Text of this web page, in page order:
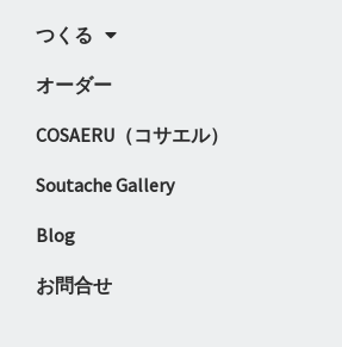
つくる
オーダー
COSAERU（コサエル）
Soutache Gallery
Blog
お問合せ